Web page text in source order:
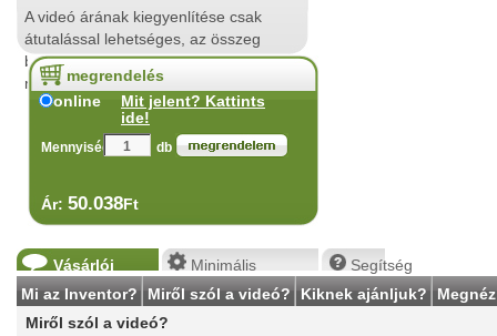
A videó árának kiegyenlítése csak
átutalással lehetséges, az összeg
beérkezése után a videó
megnézhetővé válik.
megrendelés
online
Mit jelent? Kattints
ide!
Mennyiség: db
Ár: 50.038Ft
Vásárlói
vélemények
Minimális
rendszerigény
Segítség
Mi az Inventor?
Miről szól a videó? Kiknek ajánljuk?
Miről szól a videó?